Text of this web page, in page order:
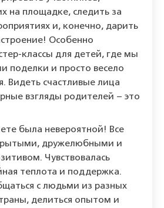
на площадке, следить за
и, конечно, дарить
Особенно
классы для детей, где мы
поделки и просто весело
Видеть счастливые лица
взгляды родителей – это
была невероятной! Все
дружелюбными и
Чувствовалась
теплота и поддержка.
с людьми из разных
делиться опытом и